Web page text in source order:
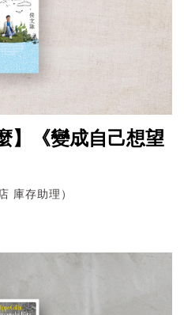
】《變成自己想望
庫存助理）